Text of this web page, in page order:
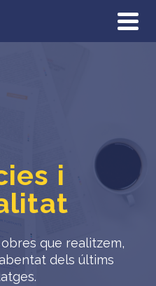
i
que realitzem,
dels últims